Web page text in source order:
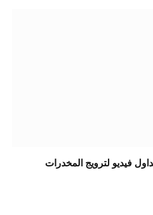
بعد تداول فيديو لترويج المخدرات